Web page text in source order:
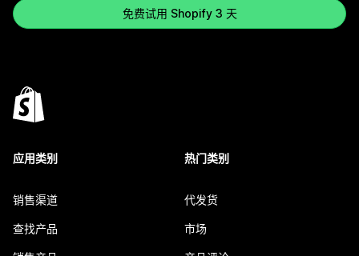
免费试用 Shopify 3 天
应用类别
销售渠道
查找产品
热门类别
代发货
市场